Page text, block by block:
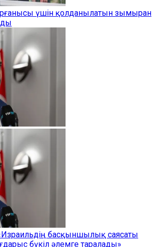
үшін қолданылатын зымыран
басқыншылық саясаты
бүкіл әлемге таралады»